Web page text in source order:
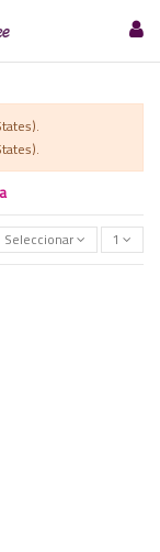
Seleccionar 1